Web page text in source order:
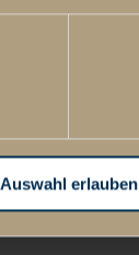
Auswahl erlauben